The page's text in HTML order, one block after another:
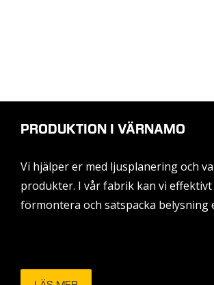
PRODUKTION I VÄRNAMO
Vi hjälper er med ljusplanering och
produkter. I vår fabrik kan vi effektivt
förmontera och satspacka belysning